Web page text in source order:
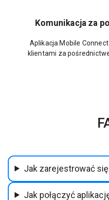
Komunikacja za
Aplikacja Mobile
klientami za
Jak zarejestrować
Jak połączyć